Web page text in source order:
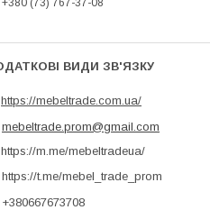
+380 (73) 767-37-08
https://mebeltrade.com.ua/
mebeltrade.prom@gmail.com
https://m.me/mebeltradeua/
https://t.me/mebel_trade_prom
+380667673708